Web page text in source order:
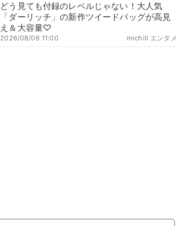
どう見ても付録のレベルじゃない！大人気
「ダーリッチ」の新作ツイードバッグが高見
え＆大容量♡
michill エンタメ
2026/08/06 11:00